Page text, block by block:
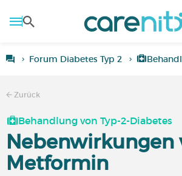
Forum Diabetes Typ 2
Zurück
Behandlung von Typ-2-Diabetes
Nebenwirkungen
Metformin